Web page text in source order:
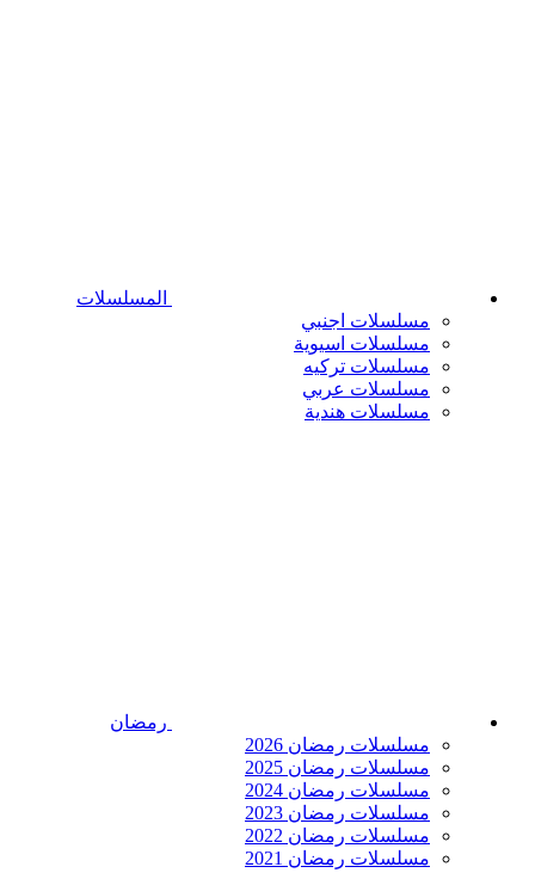
المسلسلات
مسلسلات اجنبي
مسلسلات اسيوية
مسلسلات تركيه
مسلسلات عربي
مسلسلات هندية
رمضان
مسلسلات رمضان 2026
مسلسلات رمضان 2025
مسلسلات رمضان 2024
مسلسلات رمضان 2023
مسلسلات رمضان 2022
مسلسلات رمضان 2021